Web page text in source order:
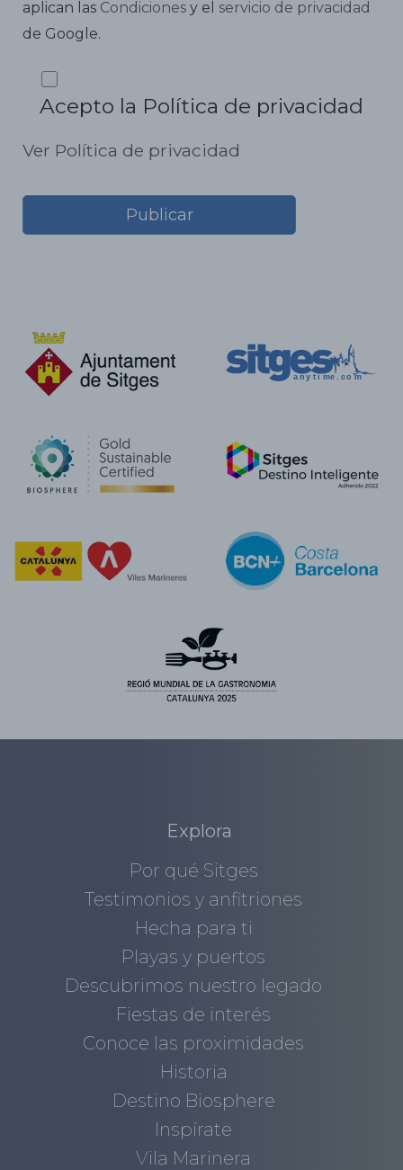
aplican las Condiciones y el servicio de privacidad
de Google.
Acepto la Política de privacidad
Ver Política de privacidad
Explora
Por qué Sitges
Testimonios y anfitriones
Hecha para ti
Playas y puertos
Descubrimos nuestro legado
Fiestas de interés
Conoce las proximidades
Historia
Destino Biosphere
Inspírate
Vila Marinera